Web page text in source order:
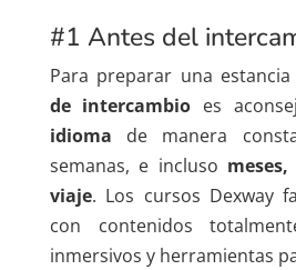
#1 Antes del
Para preparar una
de intercambio es
idioma de manera
semanas, e incluso
viaje. Los cursos Dexway
con contenidos
inmersivos y herramientas